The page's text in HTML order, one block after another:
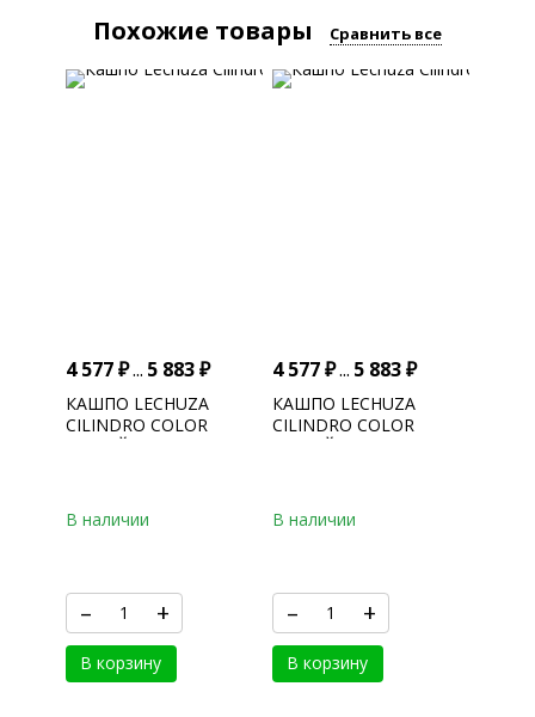
Похожие товары Сравнить все
4 577₽... 5 883₽
КАШПО LECHUZA
CILINDRO COLOR
(БЕЛЫЙ) С
В наличии
– +
В корзину
4 577₽... 5 883₽
КАШПО LECHUZA
CILINDRO COLOR
(СЕРЫЙ) С
В наличии
– +
В корзину